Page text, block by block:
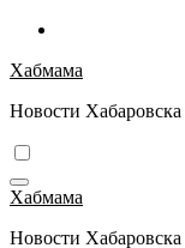
Перейти
содержимому
Хабмама
Новости
Хабмама
Новости